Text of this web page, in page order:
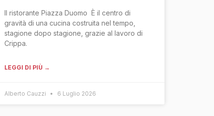
Il ristorante Piazza Duomo È il centro di
gravità di una cucina costruita nel tempo,
stagione dopo stagione, grazie al lavoro di
Crippa.
LEGGI DI PIÙ →
Alberto Cauzzi 6 Luglio 2026